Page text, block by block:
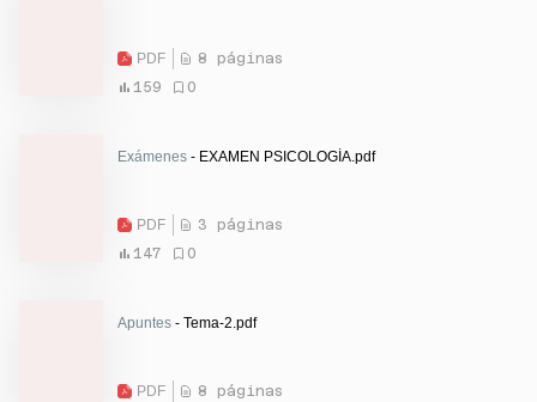
PDF
8 páginas
159
0
Exámenes - EXAMEN PSICOLOGÍA.pdf
PDF
3 páginas
147
0
Apuntes - Tema-2.pdf
PDF
8 páginas